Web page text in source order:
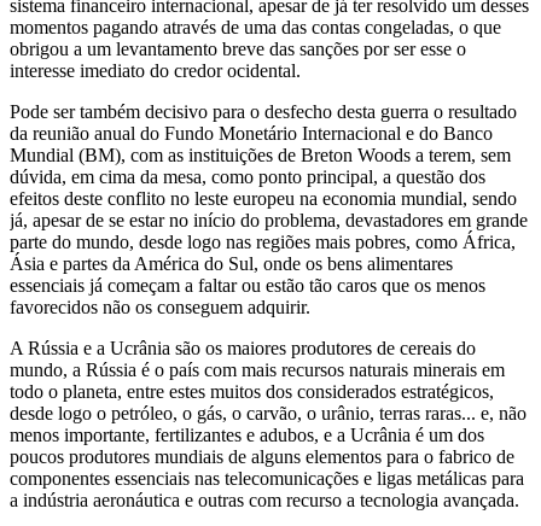
sistema financeiro internacional, apesar de já ter resolvido um desses
momentos pagando através de uma das contas congeladas, o que
obrigou a um levantamento breve das sanções por ser esse o
interesse imediato do credor ocidental.
Pode ser também decisivo para o desfecho desta guerra o resultado
da reunião anual do Fundo Monetário Internacional e do Banco
Mundial (BM), com as instituições de Breton Woods a terem, sem
dúvida, em cima da mesa, como ponto principal, a questão dos
efeitos deste conflito no leste europeu na economia mundial, sendo
já, apesar de se estar no início do problema, devastadores em grande
parte do mundo, desde logo nas regiões mais pobres, como África,
Ásia e partes da América do Sul, onde os bens alimentares
essenciais já começam a faltar ou estão tão caros que os menos
favorecidos não os conseguem adquirir.
A Rússia e a Ucrânia são os maiores produtores de cereais do
mundo, a Rússia é o país com mais recursos naturais minerais em
todo o planeta, entre estes muitos dos considerados estratégicos,
desde logo o petróleo, o gás, o carvão, o urânio, terras raras... e, não
menos importante, fertilizantes e adubos, e a Ucrânia é um dos
poucos produtores mundiais de alguns elementos para o fabrico de
componentes essenciais nas telecomunicações e ligas metálicas para
a indústria aeronáutica e outras com recurso a tecnologia avançada.